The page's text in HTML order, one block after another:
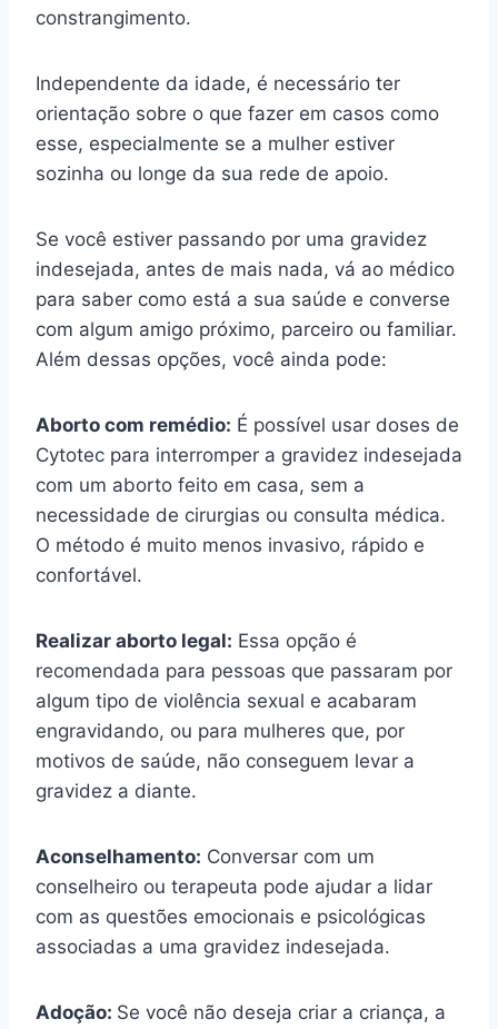
constrangimento.
Independente da idade, é necessário ter
orientação sobre o que fazer em casos como
esse, especialmente se a mulher estiver
sozinha ou longe da sua rede de apoio.
Se você estiver passando por uma gravidez
indesejada, antes de mais nada, vá ao médico
para saber como está a sua saúde e converse
com algum amigo próximo, parceiro ou familiar.
Além dessas opções, você ainda pode:
Aborto com remédio: É possível usar doses de
Cytotec para interromper a gravidez indesejada
com um aborto feito em casa, sem a
necessidade de cirurgias ou consulta médica.
O método é muito menos invasivo, rápido e
confortável.
Realizar aborto legal: Essa opção é
recomendada para pessoas que passaram por
algum tipo de violência sexual e acabaram
engravidando, ou para mulheres que, por
motivos de saúde, não conseguem levar a
gravidez a diante.
Aconselhamento: Conversar com um
conselheiro ou terapeuta pode ajudar a lidar
com as questões emocionais e psicológicas
associadas a uma gravidez indesejada.
Adoção: Se você não deseja criar a criança, a